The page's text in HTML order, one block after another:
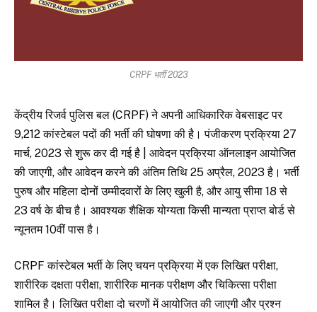
CRPF भर्ती 2023
केंद्रीय रिजर्व पुलिस बल (CRPF) ने अपनी आधिकारिक वेबसाइट पर
9,212 कांस्टेबल पदों की भर्ती की घोषणा की है। पंजीकरण प्रक्रिया 27
मार्च, 2023 से शुरू कर दी गई है | आवेदन प्रक्रिया ऑनलाइन आयोजित
की जाएगी, और आवेदन करने की अंतिम तिथि 25 अप्रैल, 2023 है। भर्ती
पुरुष और महिला दोनों उम्मीदवारों के लिए खुली है, और आयु सीमा 18 से
23 वर्ष के बीच है। आवश्यक शैक्षिक योग्यता किसी मान्यता प्राप्त बोर्ड से
न्यूनतम 10वीं पास है।
CRPF कांस्टेबल भर्ती के लिए चयन प्रक्रिया में एक लिखित परीक्षा,
शारीरिक दक्षता परीक्षा, शारीरिक मानक परीक्षण और चिकित्सा परीक्षा
शामिल है। लिखित परीक्षा दो चरणों में आयोजित की जाएगी और प्रश्न